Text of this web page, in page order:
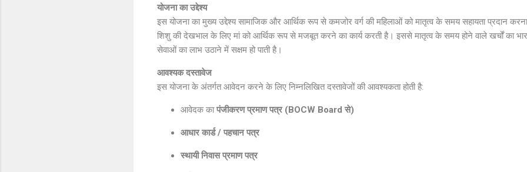
योजना का उद्देश्य
इस योजना का मुख्य उद्देश्य सामाजिक और आर्थिक रूप से कमजोर वर्ग की महिलाओं को मातृत्व के समय सहायता प्रदान
शिशु की देखभाल के लिए मां को आर्थिक रूप से मजबूत करने का कार्य करती है। इससे मातृत्व के समय होने वाले खर्चों का भार
सेवाओं का लाभ उठाने में सक्षम हो पाती है।
आवश्यक दस्तावेज
इस योजना के अंतर्गत आवेदन करने के लिए निम्नलिखित दस्तावेजों की आवश्यकता होती है:
आवेदक कापंजीकरण प्रमाण पत्र (BOCW Board से)
आधार कार्ड / पहचान पत्र
स्थायी निवास प्रमाण पत्र